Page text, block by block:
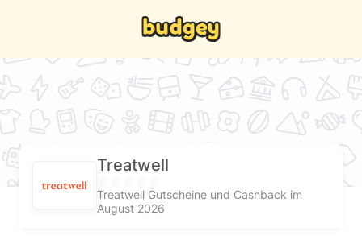
Treatwell
Treatwell Gutscheine und Cashback im
August 2026